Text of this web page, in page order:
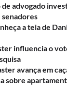
advogado
senadores
a teia de
influencia o
avança em
sobre